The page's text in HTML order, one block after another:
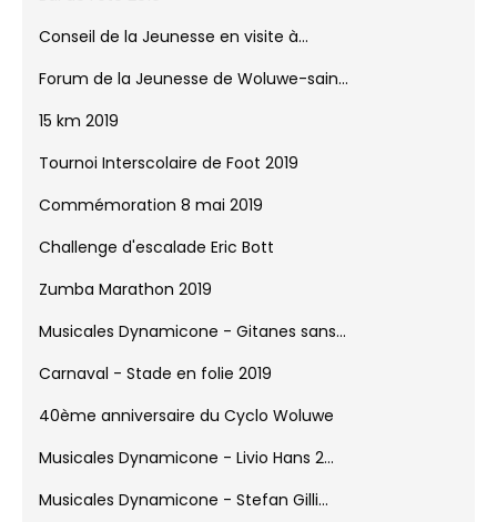
Fête de quartier Andromède 2019
Journée portes ouvertes à la Mais...
Dynamifête 2019
Bal de l'été 2019
Conseil de la Jeunesse en visite à...
Forum de la Jeunesse de Woluwe-sain...
15 km 2019
Tournoi Interscolaire de Foot 2019
Commémoration 8 mai 2019
Challenge d'escalade Eric Bott
Zumba Marathon 2019
Musicales Dynamicone - Gitanes sans...